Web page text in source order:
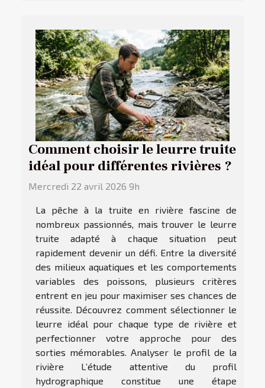
Comment choisir le leurre truite
idéal pour différentes rivières ?
Mercredi 22 avril 2026 9h
La pêche à la truite en rivière fascine de
nombreux passionnés, mais trouver le leurre
truite adapté à chaque situation peut
rapidement devenir un défi. Entre la diversité
des milieux aquatiques et les comportements
variables des poissons, plusieurs critères
entrent en jeu pour maximiser ses chances de
réussite. Découvrez comment sélectionner le
leurre idéal pour chaque type de rivière et
perfectionner votre approche pour des
sorties mémorables. Analyser le profil de la
rivière L’étude attentive du profil
hydrographique constitue une étape